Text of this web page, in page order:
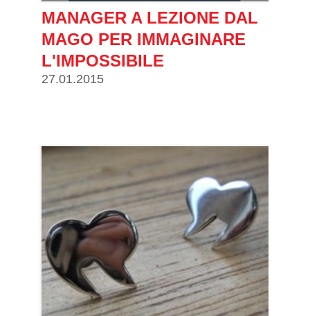
MANAGER A LEZIONE DAL
MAGO PER IMMAGINARE
L'IMPOSSIBILE
27.01.2015